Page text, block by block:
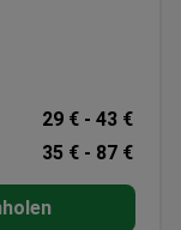
etwa 6.000
und
29 € - 43 €
35 € - 87 €